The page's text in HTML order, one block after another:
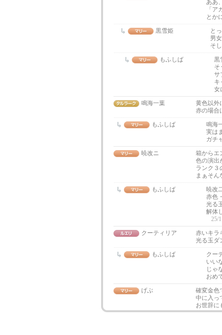
ああ
「
とか
黒雪姫
と
男
そ
もふしば
黒
そ
サ
キ
女
鳴海一葉
黄色以外
赤の場合
もふしば
鳴海
実は
ガチ
暁改ニ
箱からエ
色の演出
ランク３
まぁそ
もふしば
暁改
赤色
光る
解体
25/
クーティリア
赤いキラ
光る玉ダ
もふしば
クー
いい
じゃ
おめ
げぶ
確変金色
中に入っ
お世辞に